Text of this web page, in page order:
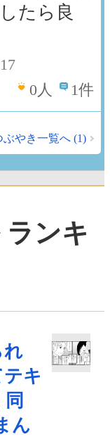
たら良
0 人 1件
ぶやき一覧へ (1)
ンキ
れ
キ
ん